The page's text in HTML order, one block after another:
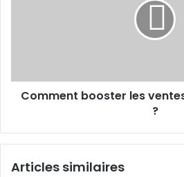
Comment booster les
?
Articles similaires